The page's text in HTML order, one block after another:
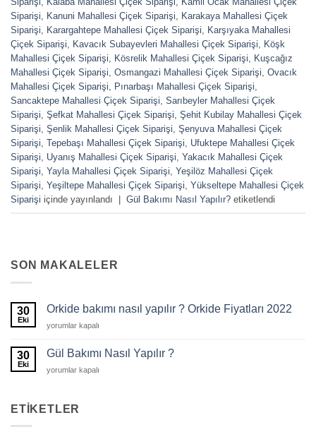
Siparişi, Kanuni Mahallesi Çiçek Siparişi, Karakaya Mahallesi Çiçek
Siparişi, Karargahtepe Mahallesi Çiçek Siparişi, Karşıyaka Mahallesi
Çiçek Siparişi, Kavacık Subayevleri Mahallesi Çiçek Siparişi, Köşk
Mahallesi Çiçek Siparişi, Kösrelik Mahallesi Çiçek Siparişi, Kuşcağız
Mahallesi Çiçek Siparişi, Osmangazi Mahallesi Çiçek Siparişi, Ovacık
Mahallesi Çiçek Siparişi, Pınarbaşı Mahallesi Çiçek Siparişi,
Sancaktepe Mahallesi Çiçek Siparişi, Sarıbeyler Mahallesi Çiçek
Siparişi, Şefkat Mahallesi Çiçek Siparişi, Şehit Kubilay Mahallesi Çiçek
Siparişi, Şenlik Mahallesi Çiçek Siparişi, Şenyuva Mahallesi Çiçek
Siparişi, Tepebaşı Mahallesi Çiçek Siparişi, Ufuktepe Mahallesi Çiçek
Siparişi, Uyanış Mahallesi Çiçek Siparişi, Yakacık Mahallesi Çiçek
Siparişi, Yayla Mahallesi Çiçek Siparişi, Yeşilöz Mahallesi Çiçek
Siparişi, Yeşiltepe Mahallesi Çiçek Siparişi, Yükseltepe Mahallesi Çiçek
Siparişi içinde yayınlandı Gül Bakımı Nasıl Yapılır? etiketlendi
SON MAKALELER
30
Eki
Orkide bakımı nasıl yapılır ? Orkide Fiyatları 2022
Orkide
nasıl
?
2022
yorumlar kapalı
30
Eki
Gül Bakımı Nasıl Yapılır ?
Gül
Yapılır
yorumlar kapalı
ETIKETLER